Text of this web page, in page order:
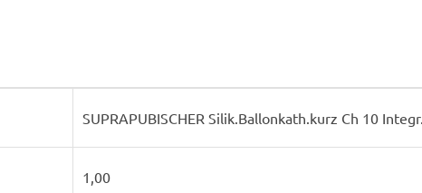
SUPRAPUBISCHER Silik.Ballonkath.kurz Ch 10 Integr.
1,00